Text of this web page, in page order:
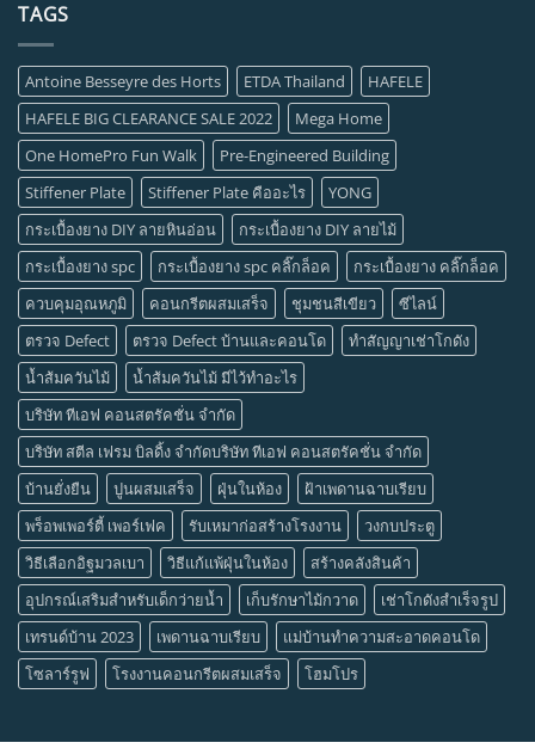
TAGS
Antoine Besseyre des Horts ETDA Thailand
HAFELE
HAFELE BIG CLEARANCE SALE 2022
Mega Home
One HomePro Fun Walk
Pre-Engineered Building
Stiffener Plate
Stiffener Plate คืออะไร
YONG
กระเบื้องยาง DIY ลายหินอ่อน
กระเบื้องยาง DIY ลายไม้
กระเบื้องยาง spc
กระเบื้องยาง spc คลิ๊กล็อค
กระเบื้องยาง คลิ๊กล็อค
ควบคุมอุณหภูมิ
คอนกรีตผสมเสร็จ ชุมชนสีเขียว
ซีไลน์
ตรวจ Defect
ตรวจ Defect บ้านและคอนโด
ทำสัญญาเช่าโกดัง
น้ำส้มควันไม้
น้ำส้มควันไม้ มีไว้ทำอะไร
บริษัท ทีเอฟ คอนสตรัคชั่น จำกัด
บริษัท สตีล เฟรม บิลดิ้ง จำกัดบริษัท ทีเอฟ คอนสตรัคชั่น จำกัด
บ้านยั่งยืน
ปูนผสมเสร็จ ฝุ่นในห้อง
ฝ้าเพดานฉาบเรียบ
พร็อพเพอร์ตี้ เพอร์เฟค
รับเหมาก่อสร้างโรงงาน
วงกบประตู
วิธีเลือกอิฐมวลเบา
วิธีแก้แพ้ฝุ่นในห้อง
สร้างคลังสินค้า
อุปกรณ์เสริมสำหรับเด็กว่ายน้ำ
เก็บรักษาไม้กวาด
เช่าโกดังสำเร็จรูป
เทรนด์บ้าน 2023
เพดานฉาบเรียบ
แม่บ้านทำความสะอาดคอนโด
โซลาร์รูฟ
โรงงานคอนกรีตผสมเสร็จ โฮมโปร